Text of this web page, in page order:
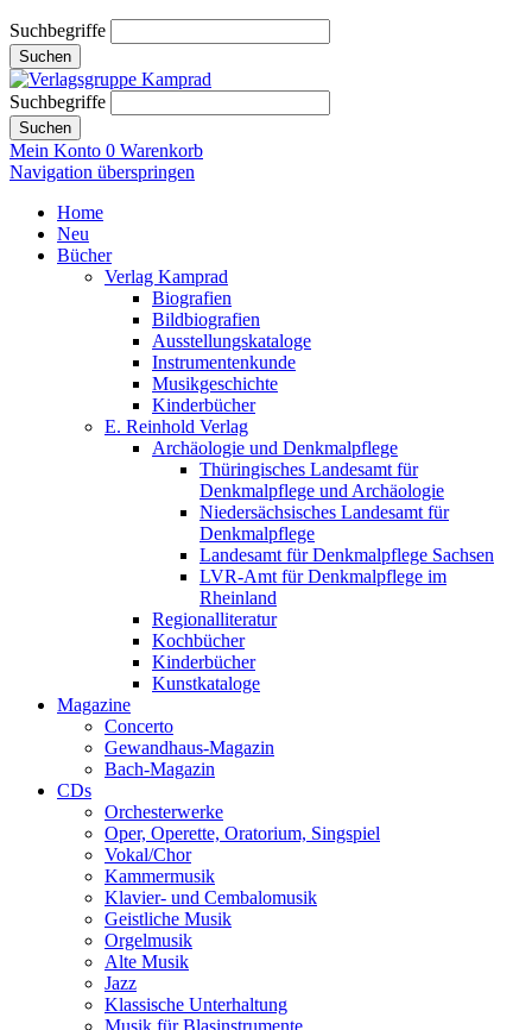
Suchbegriffe
Suchen
Suchbegriffe
Suchen
Mein Konto 0 Warenkorb
Navigation überspringen
Home
Neu
Bücher
Verlag Kamprad
Biografien
Bildbiografien
Ausstellungskataloge
Instrumentenkunde
Musikgeschichte
Kinderbücher
E. Reinhold Verlag
Archäologie und Denkmalpflege
Thüringisches Landesamt für
Denkmalpflege und Archäologie
Niedersächsisches Landesamt für
Denkmalpflege
Landesamt für Denkmalpflege Sachsen
LVR-Amt für Denkmalpflege im
Rheinland
Regionalliteratur
Kochbücher
Kinderbücher
Kunstkataloge
Magazine
Concerto
Gewandhaus-Magazin
Bach-Magazin
CDs
Orchesterwerke
Oper, Operette, Oratorium, Singspiel
Vokal/Chor
Kammermusik
Klavier- und Cembalomusik
Geistliche Musik
Orgelmusik
Alte Musik
Jazz
Klassische Unterhaltung
Musik für Blasinstrumente